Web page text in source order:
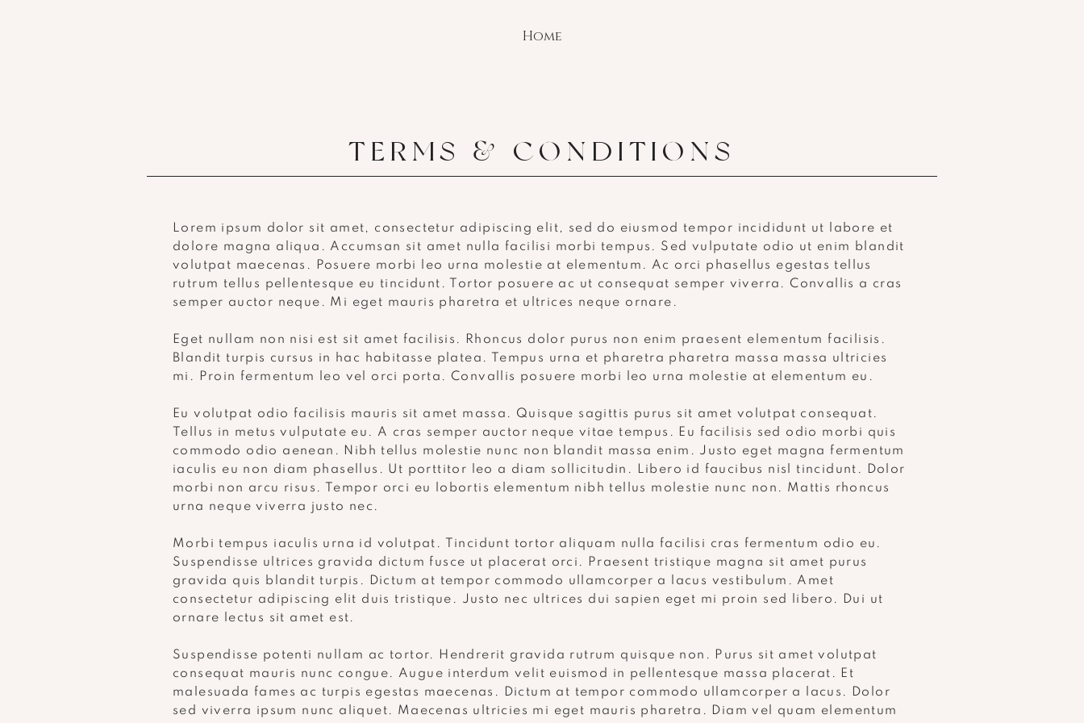
Home
TERMS & CONDITIONS
Lorem ipsum dolor sit amet, consectetur adipiscing elit, sed do eiusmod tempor incididunt ut labore et
dolore magna aliqua. Accumsan sit amet nulla facilisi morbi tempus. Sed vulputate odio ut enim blandit
volutpat maecenas. Posuere morbi leo urna molestie at elementum. Ac orci phasellus egestas tellus
rutrum tellus pellentesque eu tincidunt. Tortor posuere ac ut consequat semper viverra. Convallis a cras
semper auctor neque. Mi eget mauris pharetra et ultrices neque ornare.
Eget nullam non nisi est sit amet facilisis. Rhoncus dolor purus non enim praesent elementum facilisis.
Blandit turpis cursus in hac habitasse platea. Tempus urna et pharetra pharetra massa massa ultricies
mi. Proin fermentum leo vel orci porta. Convallis posuere morbi leo urna molestie at elementum eu.
Eu volutpat odio facilisis mauris sit amet massa. Quisque sagittis purus sit amet volutpat consequat.
Tellus in metus vulputate eu. A cras semper auctor neque vitae tempus. Eu facilisis sed odio morbi quis
commodo odio aenean. Nibh tellus molestie nunc non blandit massa enim. Justo eget magna fermentum
iaculis eu non diam phasellus. Ut porttitor leo a diam sollicitudin. Libero id faucibus nisl tincidunt. Dolor
morbi non arcu risus. Tempor orci eu lobortis elementum nibh tellus molestie nunc non. Mattis rhoncus
urna neque viverra justo nec.
Morbi tempus iaculis urna id volutpat. Tincidunt tortor aliquam nulla facilisi cras fermentum odio eu.
Suspendisse ultrices gravida dictum fusce ut placerat orci. Praesent tristique magna sit amet purus
gravida quis blandit turpis. Dictum at tempor commodo ullamcorper a lacus vestibulum. Amet
consectetur adipiscing elit duis tristique. Justo nec ultrices dui sapien eget mi proin sed libero. Dui ut
ornare lectus sit amet est.
Suspendisse potenti nullam ac tortor. Hendrerit gravida rutrum quisque non. Purus sit amet volutpat
consequat mauris nunc congue. Augue interdum velit euismod in pellentesque massa placerat. Et
malesuada fames ac turpis egestas maecenas. Dictum at tempor commodo ullamcorper a lacus. Dolor
sed viverra ipsum nunc aliquet. Maecenas ultricies mi eget mauris pharetra. Diam vel quam elementum